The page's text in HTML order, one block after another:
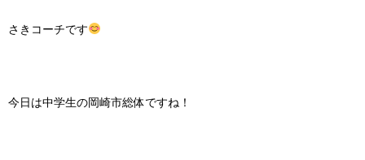
さきコーチです
今日は中学生の岡崎市総体ですね！